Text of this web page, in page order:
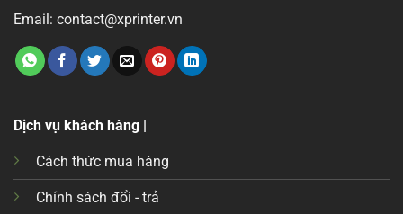
Email: contact@xprinter.vn
Dịch vụ khách hàng |
Cách thức mua hàng
Chính sách đổi - trả